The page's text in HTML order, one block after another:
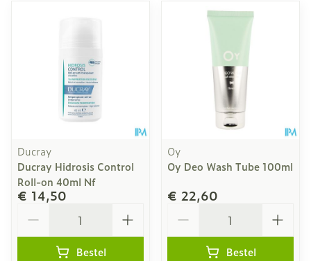
Ducray
Ducray Hidrosis Control
Roll-on 40ml Nf
€ 14,50
Bestel
Oy
Oy Deo Wash Tube 100ml
€ 22,60
Bestel